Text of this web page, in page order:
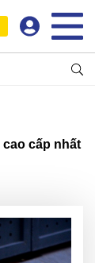
cao cấp nhất